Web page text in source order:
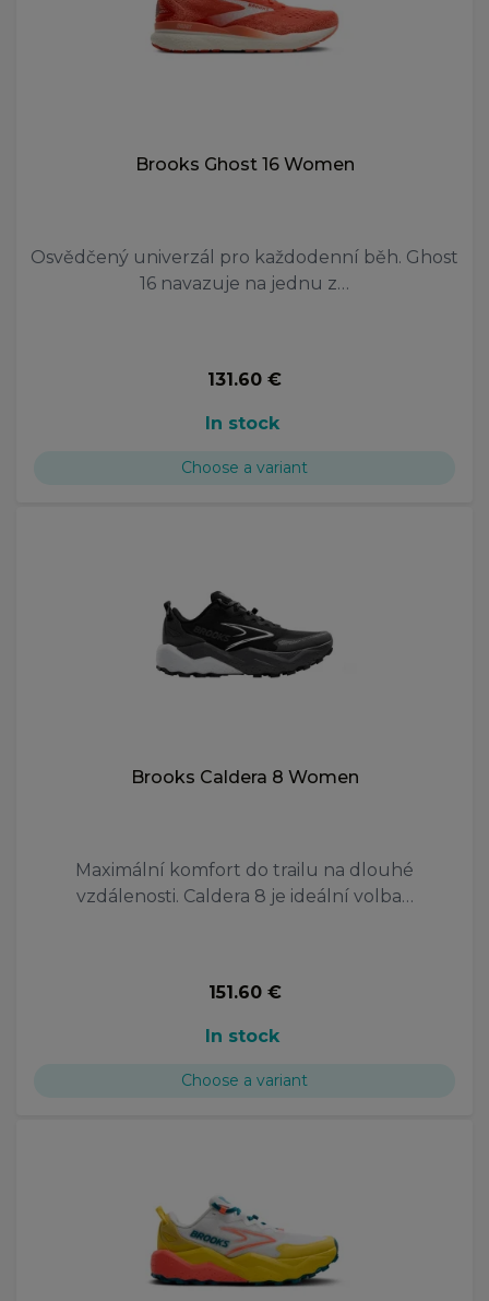
Brooks Ghost 16 Women
Osvědčený univerzál pro každodenní běh. Ghost
16 navazuje na jednu z…
131.60 €
In stock
Choose a variant
Brooks Caldera 8 Women
Maximální komfort do trailu na dlouhé
vzdálenosti. Caldera 8 je ideální volba…
151.60 €
In stock
Choose a variant